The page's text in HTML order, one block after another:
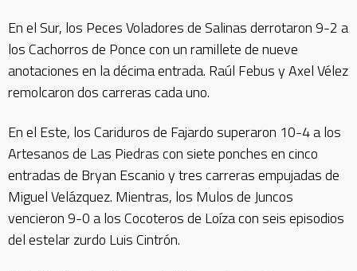
En el Sur, los Peces Voladores de Salinas derrotaron 9-2 a
los Cachorros de Ponce con un ramillete de nueve
anotaciones en la décima entrada. Raúl Febus y Axel Vélez
remolcaron dos carreras cada uno.
En el Este, los Cariduros de Fajardo superaron 10-4 a los
Artesanos de Las Piedras con siete ponches en cinco
entradas de Bryan Escanio y tres carreras empujadas de
Miguel Velázquez. Mientras, los Mulos de Juncos
vencieron 9-0 a los Cocoteros de Loíza con seis episodios
del estelar zurdo Luis Cintrón.